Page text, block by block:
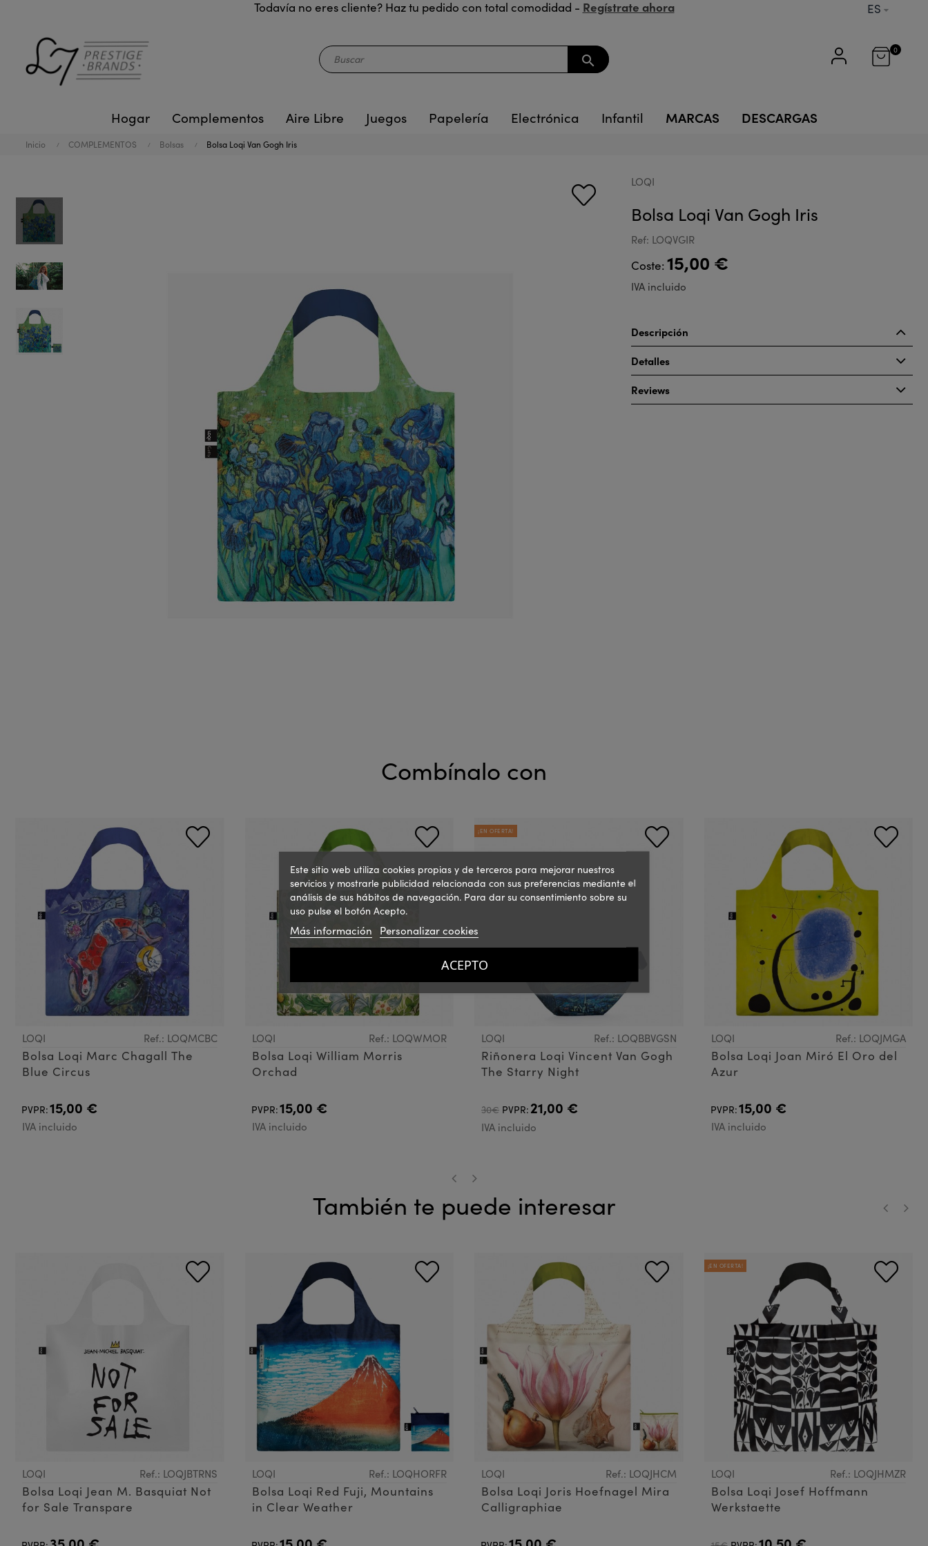
Todavía no eres cliente? Haz tu pedido con total comodidad - Regístrate ahora ES
search
0
Hogar Complementos Aire Libre Juegos Papelería Electrónica Infantil MARCAS DESCARGAS
Inicio COMPLEMENTOS Bolsas Bolsa Loqi Van Gogh Iris
LOQI
Bolsa Loqi Van Gogh Iris
Ref: LOQVGIR
Coste: 15,00 €
IVA incluido
Descripción
Detalles
Reviews
Combínalo con
LOQI Ref.: LOQMCBC
Bolsa Loqi Marc Chagall The
Blue Circus
PVPR:15,00 €
IVA incluido
LOQI Ref.: LOQWMOR
Bolsa Loqi William Morris
Orchad
PVPR:15,00 €
IVA incluido
¡EN OFERTA!
LOQI Ref.: LOQBBVGSN
Riñonera Loqi Vincent Van Gogh
The Starry Night
30€ PVPR: 21,00 €
IVA incluido
LOQI Ref.: LOQJMGA
Bolsa Loqi Joan Miró El Oro del
Azur
PVPR:15,00 €
IVA incluido
‹ ›
También te puede interesar
LOQI Ref.: LOQJBTRNS
Bolsa Loqi Jean M. Basquiat Not
for Sale Transpare
LOQI Ref.: LOQHORFR
Bolsa Loqi Red Fuji, Mountains
in Clear Weather
LOQI Ref.: LOQJHCM
Bolsa Loqi Joris Hoefnagel Mira
Calligraphiae
¡EN OFERTA!
LOQI Ref.: LOQJHMZR
Bolsa Loqi Josef Hoffmann
Werkstaette
Este sitio web utiliza cookies propias y de terceros para mejorar nuestros
servicios y mostrarle publicidad relacionada con sus preferencias mediante el
análisis de sus hábitos de navegación. Para dar su consentimiento sobre su
uso pulse el botón Acepto.
Más información Personalizar cookies
ACEPTO